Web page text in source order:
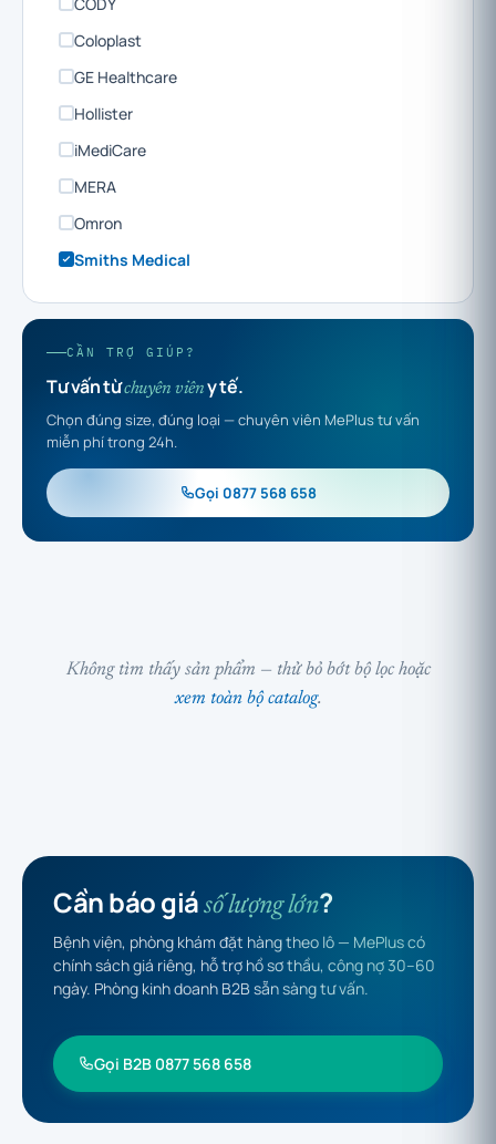
Coloplast
GE Healthcare
Hollister
iMediCare
MERA
Omron
Smiths Medical
CẦN TRỢ GIÚP?
Tư vấn từchuyên viêny tế.
Chọn đúng size, đúng loại — chuyên viên MePlus tư vấn
miễn phí trong 24h.
Gọi 0877 568 658
Không tìm thấy sản phẩm — thử bỏ bớt bộ lọc hoặc
xem toàn bộ catalog.
Cần báo giásố lượng lớn?
Bệnh viện, phòng khám đặt hàng theo lô — MePlus có
chính sách giá riêng, hỗ trợ hồ sơ thầu, công nợ 30–60
ngày. Phòng kinh doanh B2B sẵn sàng tư vấn.
Gọi B2B 0877 568 658